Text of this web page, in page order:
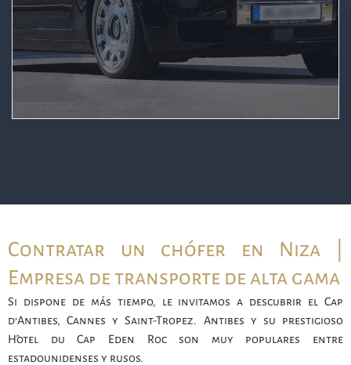
Contratar un chófer en Niza |
Empresa de transporte de alta gama
Si dispone de más tiempo, le invitamos a descubrir el Cap
d’Antibes, Cannes y Saint-Tropez. Antibes y su prestigioso
Hôtel du Cap Eden Roc son muy populares entre
estadounidenses y rusos.